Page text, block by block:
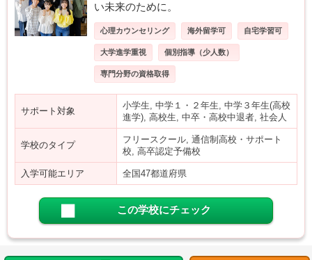
い未来のために。
心理カウンセリング 海外留学可 自宅学習可
大学進学重視 個別指導（少人数）
専門分野の資格取得
サポート対象
小学生, 中学１・２年生, 中学３年生(高校
進学), 高校生, 中卒・高校中退者, 社会人
学校のタイプ
フリースクール, 通信制高校・サポート
校, 高卒認定予備校
入学可能エリア 全国47都道府県
この学校にチェック